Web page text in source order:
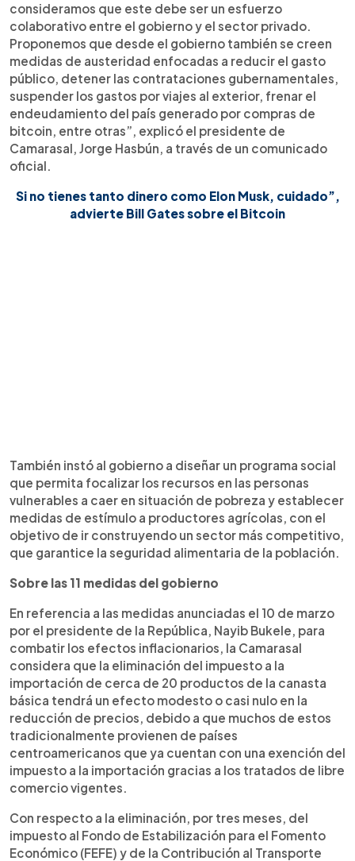
consideramos que este debe ser un esfuerzo
colaborativo entre el gobierno y el sector privado.
Proponemos que desde el gobierno también se creen
medidas de austeridad enfocadas a reducir el gasto
público, detener las contrataciones gubernamentales,
suspender los gastos por viajes al exterior, frenar el
endeudamiento del país generado por compras de
bitcoin, entre otras”, explicó el presidente de
Camarasal, Jorge Hasbún, a través de un comunicado
oficial.
Si no tienes tanto dinero como Elon Musk, cuidado”,
advierte Bill Gates sobre el Bitcoin
También instó al gobierno a diseñar un programa social
que permita focalizar los recursos en las personas
vulnerables a caer en situación de pobreza y establecer
medidas de estímulo a productores agrícolas, con el
objetivo de ir construyendo un sector más competitivo,
que garantice la seguridad alimentaria de la población.
Sobre las 11 medidas del gobierno
En referencia a las medidas anunciadas el 10 de marzo
por el presidente de la República, Nayib Bukele, para
combatir los efectos inflacionarios, la Camarasal
considera que la eliminación del impuesto a la
importación de cerca de 20 productos de la canasta
básica tendrá un efecto modesto o casi nulo en la
reducción de precios, debido a que muchos de estos
tradicionalmente provienen de países
centroamericanos que ya cuentan con una exención del
impuesto a la importación gracias a los tratados de libre
comercio vigentes.
Con respecto a la eliminación, por tres meses, del
impuesto al Fondo de Estabilización para el Fomento
Económico (FEFE) y de la Contribución al Transporte